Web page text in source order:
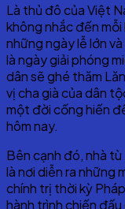
Là thủ đô của Việt
không nhắc đến
những ngày lễ lớn
là ngày giải phóng
dân sẽ ghé thăm
vị cha già của dân
một đời cống hiến
hôm nay.
Bên cạnh đó, nhà
là nơi diễn ra những
chính trị thời kỳ
hành trình chiến